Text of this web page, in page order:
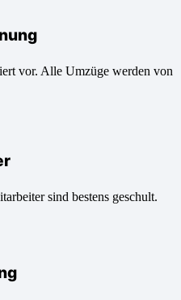
vor. Alle Umzüge werden von
sind bestens geschult.